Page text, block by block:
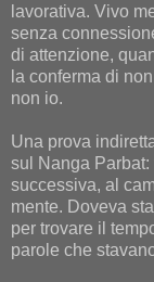
lavorativa. Vivo
senza
di attenzione,
la conferma di
non io.
Una prova
sul Nanga
successiva, al
mente. Doveva
per trovare il
parole che